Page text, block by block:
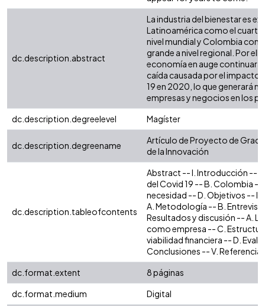
dc.description.abstract
La industria del bienestar es
Latinoamérica como el
nivel mundial y Colombia
grande a nivel regional. Por
economía en auge continuará
caída causada por el impacto
19 en 2020, lo que generará
empresas y negocios en los
dc.description.degreelevel
Magíster
dc.description.degreename
Artículo de Proyecto de
de la Innovación
dc.description.tableofcontents
Abstract -- I. Introducción --
del Covid 19 -- B. Colombia --
necesidad -- D. Objetivos --
A. Metodología -- B.
Resultados y discusión -- A.
como empresa -- C.
viabilidad financiera -- D.
Conclusiones -- V.
dc.format.extent
8 páginas
dc.format.medium
Digital